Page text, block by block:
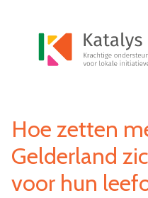
Hoe zetten
Gelderland
voor hun